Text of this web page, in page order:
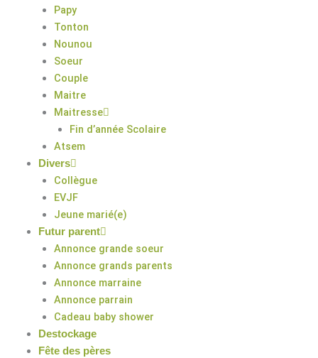
Papy
Tonton
Nounou
Soeur
Couple
Maitre
Maitresse
Fin d’année Scolaire
Atsem
Divers
Collègue
EVJF
Jeune marié(e)
Futur parent
Annonce grande soeur
Annonce grands parents
Annonce marraine
Annonce parrain
Cadeau baby shower
Destockage
Fête des pères